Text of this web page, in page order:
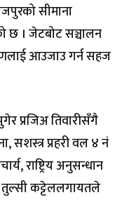
सीमाना
छ । जेटबोट सञ्चालन
आउजाउ गर्न सहज
प्रजिअ तिवारीसँगै
सशस्त्र प्रहरी वल ४ नं
राष्ट्रिय अनुसन्धान
कट्टेललगायतले